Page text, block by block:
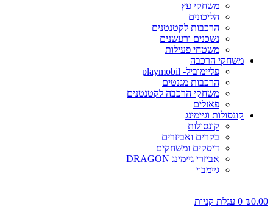
משחקי עץ
הליכונים
הרכבות לקטנטנים
נשכנים ורעשנים
משטחי פעילות
משחקי הרכבה
פליימוביל- playmobil
הרכבות מגנטים
משחקי הרכבה לקטנטנים
פאזלים
קונסולות וגיימינג
קונסולות
בקרים ואביזרים
דיסקים ומשחקים
אביזרי גיימינג DRAGON
גיימבוי
₪
0 עגלת קניות